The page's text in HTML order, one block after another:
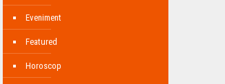
Eveniment
Featured
Horoscop